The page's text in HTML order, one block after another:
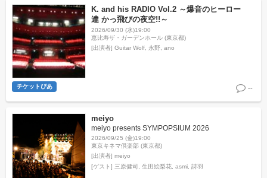
K. and his RADIO Vol.2 ～爆音のヒーロー
達 かっ飛びの夜空!!～
2026/09/30 (水)19:00
恵比寿ザ・ガーデンホール (東京都)
[出演者] Guitar Wolf, 永野, ano
チケットぴあ --
meiyo
meiyo presents SYMPOPSIUM 2026
2026/09/25 (金)19:00
東京キネマ倶楽部 (東京都)
[出演者] meiyo
[ゲスト] 三原健司 生田絵梨花 asmi 詩羽